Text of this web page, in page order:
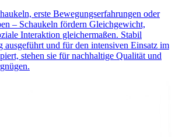
erste Bewegungserfahrungen oder
– Schaukeln fördern Gleichgewicht,
Interaktion gleichermaßen. Stabil
ausgeführt und für den intensiven Einsatz im
stehen sie für nachhaltige Qualität und